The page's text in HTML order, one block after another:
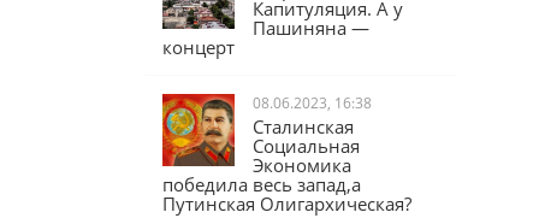
23.09.2023, 12:46
«Карабах всё».
концерт
08.06.2023, 16:38
Сталинская
Социальная
Экономика